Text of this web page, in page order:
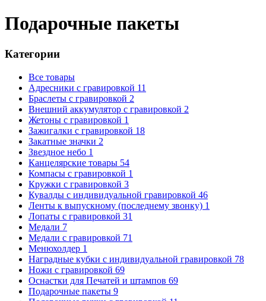
Подарочные пакеты
Категории
Все товары
Адресники с гравировкой 11
Браслеты с гравировкой 2
Внешний аккумулятор с гравировкой 2
Жетоны с гравировкой 1
Зажигалки с гравировкой 18
Закатные значки 2
Звездное небо 1
Канцелярские товары 54
Компасы с гравировкой 1
Кружки с гравировкой 3
Кувалды с индивидуальной гравировкой 46
Ленты к выпускному (последнему звонку) 1
Лопаты с гравировкой 31
Медали 7
Медали с гравировкой 71
Менюхолдер 1
Наградные кубки с индивидуальной гравировкой 78
Ножи с гравировкой 69
Оснастки для Печатей и штампов 69
Подарочные пакеты 9